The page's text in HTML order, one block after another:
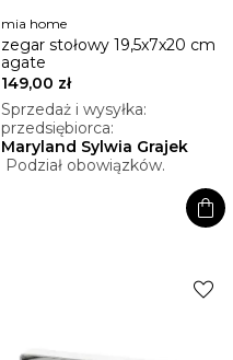
mia home
zegar stołowy 19,5x7x20 cm
agate
149,00 zł
Sprzedaż i wysyłka:
przedsiębiorca:
Maryland Sylwia Grajek
Podział obowiązków.
shopping_bag
favorite